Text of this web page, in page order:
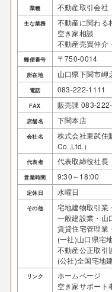
業種 不動産取引会社
主な業務
不動産に関わる
空き家相談
不動産売買仲介
郵便番号 〒750-0014
所在地 山口県下関市岬
電話 083-222-1111
FAX 販売課 083-
店舗名 下関本店
会社名
株式会社東武
Co.,Ltd.）
代表者 代表取締役社
営業時間 9:30～18:00
定休日 水曜日
その他
宅地建物取引業
一般建設業・
賃貸住宅管理業
(一社)山口県宅
不動産公正取引
(公社)全国宅地
リンク
ホームページ
空き家サポート